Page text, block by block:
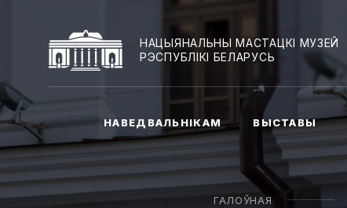
НАЦЫЯНАЛЬНЫ МАСТАЦКІ МУЗЕЙ
РЭСПУБЛІКІ БЕЛАРУСЬ
НАВЕДВАЛЬНІКАМ ВЫСТАВЫ
ГАЛОЎНАЯ